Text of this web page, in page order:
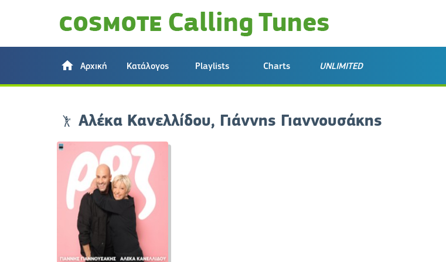
Αρχική Κατάλογος Playlists Charts UNLIMITED
Αλέκα Κανελλίδου, Γιάννης Γιαννουσάκης